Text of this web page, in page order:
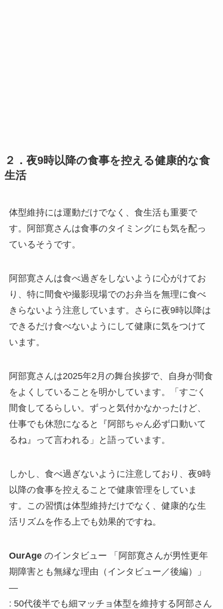
２．夜9時以降の食事を控える健康的な食
生活
体型維持には運動だけでなく、食生活も重要で
す。阿部寛さんは食事のタイミングにも気を配っ
ているそうです。
阿部寛さんは食べ過ぎをしないように心がけてお
り、特に間食や撮影現場でのお弁当を無理に食べ
きらないよう注意しています。さらに夜9時以降は
できるだけ食べないようにして健康に気をつけて
います。
阿部寛さんは2025年2月の舞台挨拶で、自身が間食
をよくしていることを明かしています。「すごく
間食してるらしい。ずっと気付かなかったけど、
仕事でも休憩になると『阿部ちゃん必ず口動いて
るね』って言われる」と語っています。
しかし、食べ過ぎないように注意しており、夜9時
以降の食事を控えることで健康管理をしていま
す。この習慣は体型維持だけでなく、健康的な生
活リズムを作る上でも効果的ですね。
OurAgeのインタビュー 「阿部寛さんが男性更年
期障害とも無縁な理由（インタビュー／後編）」
—
: 50代後半でも細マッチョ体型を維持する阿部さん